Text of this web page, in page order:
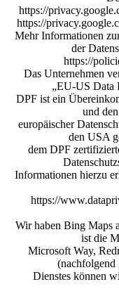
https://
https://
Mehr Informationen
der
https://
Das Unternehmen
„EU-US Data
DPF ist ein
und
europäischer
den USA
dem DPF
Informationen hierzu
https://
Wir haben Bing Maps
ist die
Microsoft Way,
Dienstes können